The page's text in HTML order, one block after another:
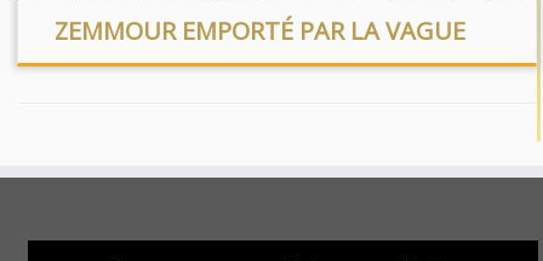
ZEMMOUR EMPORTÉ PAR LA VAGUE